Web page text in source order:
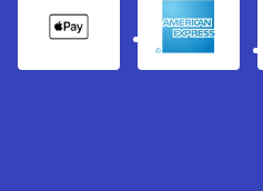
American express
Pay